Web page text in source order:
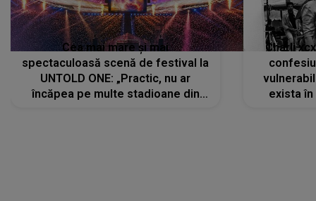
Cea mai mare și mai
spectaculoasă scenă de festival la
UNTOLD ONE: „Practic, nu ar
încăpea pe multe stadioane din
Charli
exista